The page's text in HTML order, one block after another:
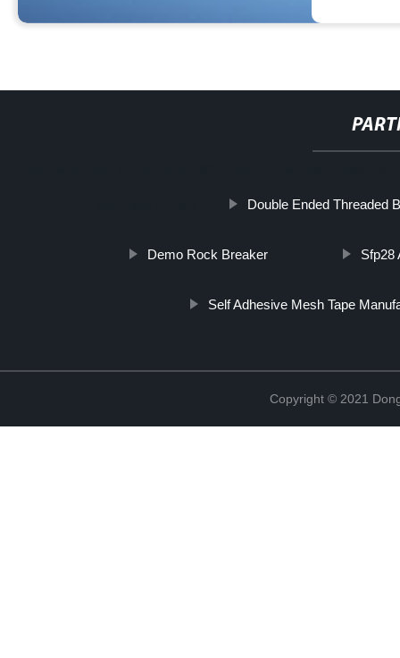
Double Ended Threaded
Demo Rock Breaker Sfp28
Self Adhesive Mesh Tape
Copyright © 2021